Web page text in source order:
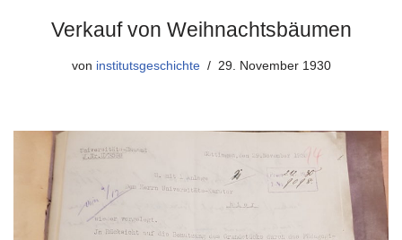
Verkauf von Weihnachtsbäumen
von institutsgeschichte 29. November 1930